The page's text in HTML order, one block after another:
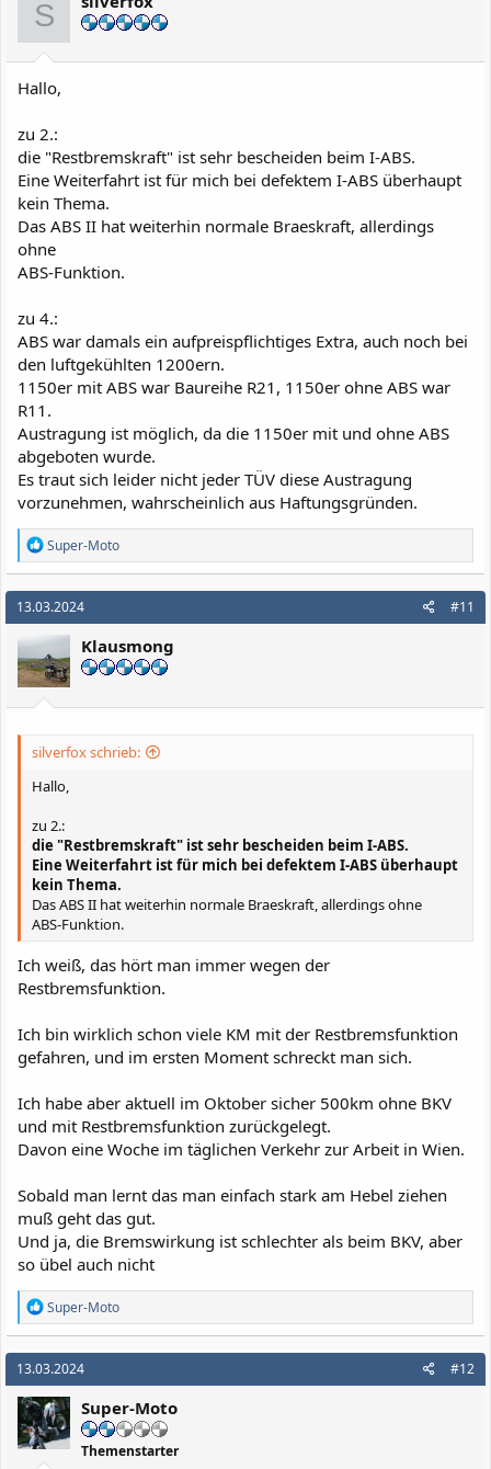
n
e
n
S
Hallo,
zu 2.:
die "Restbremskraft" ist sehr bescheiden beim I-ABS.
Eine Weiterfahrt ist für mich bei defektem I-ABS überhaupt
kein Thema.
Das ABS II hat weiterhin normale Braeskraft, allerdings
ohne
ABS-Funktion.
zu 4.:
ABS war damals ein aufpreispflichtiges Extra, auch noch bei
den luftgekühlten 1200ern.
1150er mit ABS war Baureihe R21, 1150er ohne ABS war
R11.
Austragung ist möglich, da die 1150er mit und ohne ABS
abgeboten wurde.
Es traut sich leider nicht jeder TÜV diese Austragung
vorzunehmen, wahrscheinlich aus Haftungsgründen.
R
e
a
k
t
n
e
n
Super-Moto
13.03.2024 #11
Klausmong
silverfox schrieb:
Hallo,
zu 2.:
die "Restbremskraft" ist sehr bescheiden beim I-ABS.
Eine Weiterfahrt ist für mich bei defektem I-ABS überhaupt
kein Thema.
Das ABS II hat weiterhin normale Braeskraft, allerdings ohne
ABS-Funktion.
Ich weiß, das hört man immer wegen der
Restbremsfunktion.
Ich bin wirklich schon viele KM mit der Restbremsfunktion
gefahren, und im ersten Moment schreckt man sich.
Ich habe aber aktuell im Oktober sicher 500km ohne BKV
und mit Restbremsfunktion zurückgelegt.
Davon eine Woche im täglichen Verkehr zur Arbeit in Wien.
Sobald man lernt das man einfach stark am Hebel ziehen
muß geht das gut.
Und ja, die Bremswirkung ist schlechter als beim BKV, aber
so übel auch nicht
R
e
a
k
t
i
o
n
e
n
Super-Moto
13.03.2024 #12
Super-Moto
Themenstarter